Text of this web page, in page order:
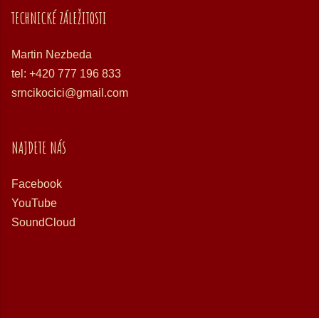
TECHNICKÉ ZÁLEŽITOSTI
Martin Nezbeda
tel: +420 777 196 833
srncikocici@gmail.com
NAJDETE NÁS
Facebook
YouTube
SoundCloud